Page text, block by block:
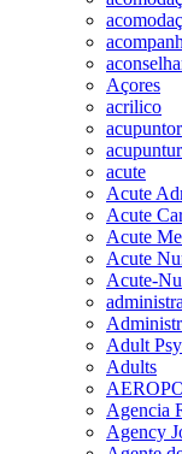
Açores
acrilico
acupuntor
acute
Acute
Acute
Acute
Acute
Acute-
Adult
Adults
Agencia
Agency